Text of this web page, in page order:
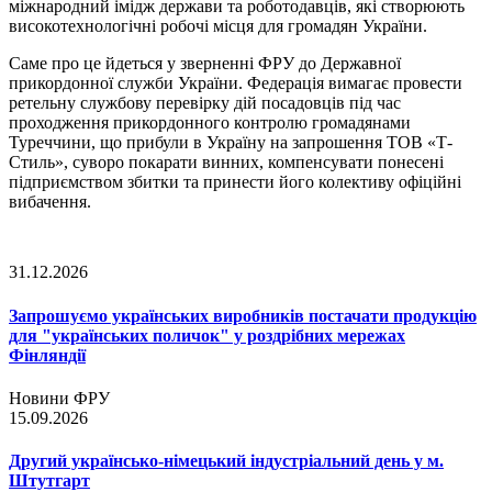
міжнародний імідж держави та роботодавців, які створюють
високотехнологічні робочі місця для громадян України.
Саме про це йдеться у зверненні ФРУ до Державної
прикордонної служби України. Федерація вимагає провести
ретельну службову перевірку дій посадовців під час
проходження прикордонного контролю громадянами
Туреччини, що прибули в Україну на запрошення ТОВ «Т-
Стиль», суворо покарати винних, компенсувати понесені
підприємством збитки та принести його колективу офіційні
вибачення.
31.12.2026
Запрошуємо українських виробників постачати продукцію
для "українських поличок" у роздрібних мережах
Фінляндії
Новини ФРУ
15.09.2026
Другий українсько-німецький індустріальний день у м.
Штутгарт